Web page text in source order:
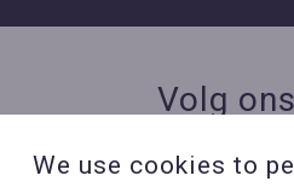
Volg ons
We use cookies to